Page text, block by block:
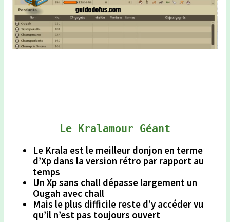
Le Kralamour Géant
Le Krala est le meilleur donjon en terme
d’Xp dans la version rétro par rapport au
temps
Un Xp sans chall dépasse largement un
Ougah avec chall
Mais le plus difficile reste d’y accéder vu
qu’il n’est pas toujours ouvert